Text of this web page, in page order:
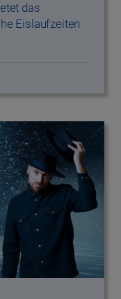
das
Eislaufzeiten